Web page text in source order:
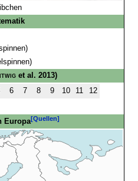
et al. 2013)
6 7 8 9 10 11
12
Europa[Quellen]